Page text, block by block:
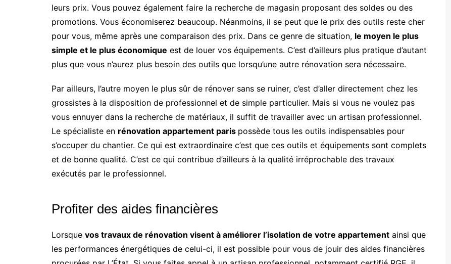
leurs prix. Vous pouvez également faire la recherche de magasin proposant des soldes ou des
promotions. Vous économiserez beaucoup. Néanmoins, il se peut que le prix des outils reste cher
pour vous, même après une comparaison des prix. Dans ce genre de situation, le moyen le plus
simple et le plus économique est de louer vos équipements. C’est d’ailleurs plus pratique d’autant
plus que vous n’aurez plus besoin des outils que lorsqu’une autre rénovation sera nécessaire.
Par ailleurs, l’autre moyen le plus sûr de rénover sans se ruiner, c’est d’aller directement chez les
grossistes à la disposition de professionnel et de simple particulier. Mais si vous ne voulez pas
vous ennuyer dans la recherche de matériaux, il suffit de travailler avec un artisan professionnel.
Le spécialiste en rénovation appartement paris possède tous les outils indispensables pour
s’occuper du chantier. Ce qui est extraordinaire c’est que ces outils et équipements sont complets
et de bonne qualité. C’est ce qui contribue d’ailleurs à la qualité irréprochable des travaux
exécutés par le professionnel.
Profiter des aides financières
Lorsque vos travaux de rénovation visent à améliorer l’isolation de votre appartement ainsi que
les performances énergétiques de celui-ci, il est possible pour vous de jouir des aides financières